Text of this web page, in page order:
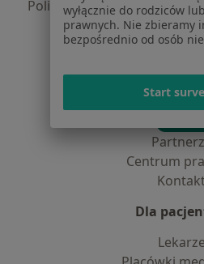
Polityka prywatności dla
dane pozyskaliśmy
Polityka
Centrum
Dla
Lekarze
wyłącznie do rodziców
prawnych. Nie zbieramy
bezpośrednio od osób
Start